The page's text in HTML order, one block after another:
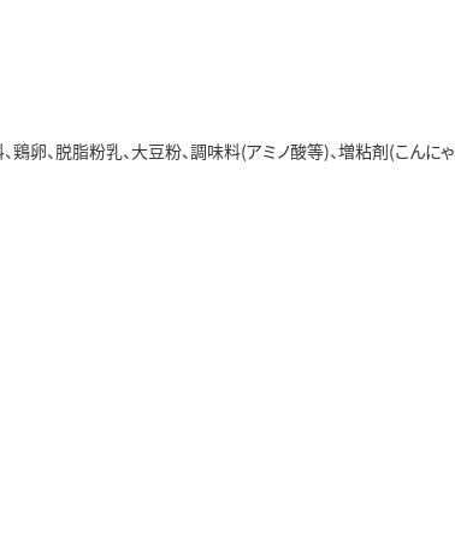
、鶏卵、脱脂粉乳、大豆粉、調味料(アミノ酸等)、増粘剤(こん